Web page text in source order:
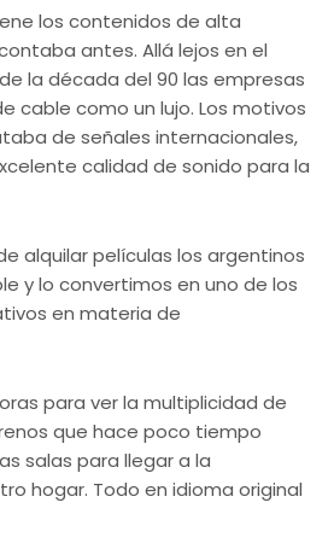
los contenidos de alta
antes. Allá lejos en el
la década del 90 las empresas
cable como un lujo. Los motivos
de señales internacionales,
calidad de sonido para la
alquilar películas los argentinos
y lo convertimos en uno de los
en materia de
para ver la multiplicidad de
que hace poco tiempo
salas para llegar a la
hogar. Todo en idioma original